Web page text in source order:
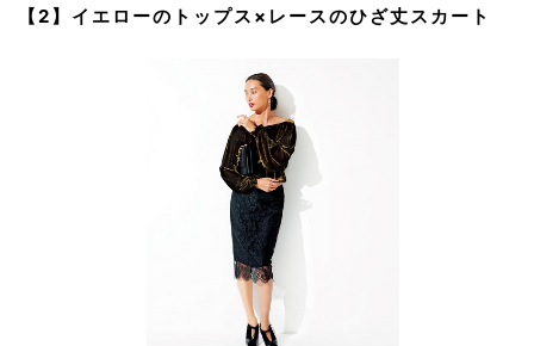
【2】イエローのトップス×レースのひざ丈スカート